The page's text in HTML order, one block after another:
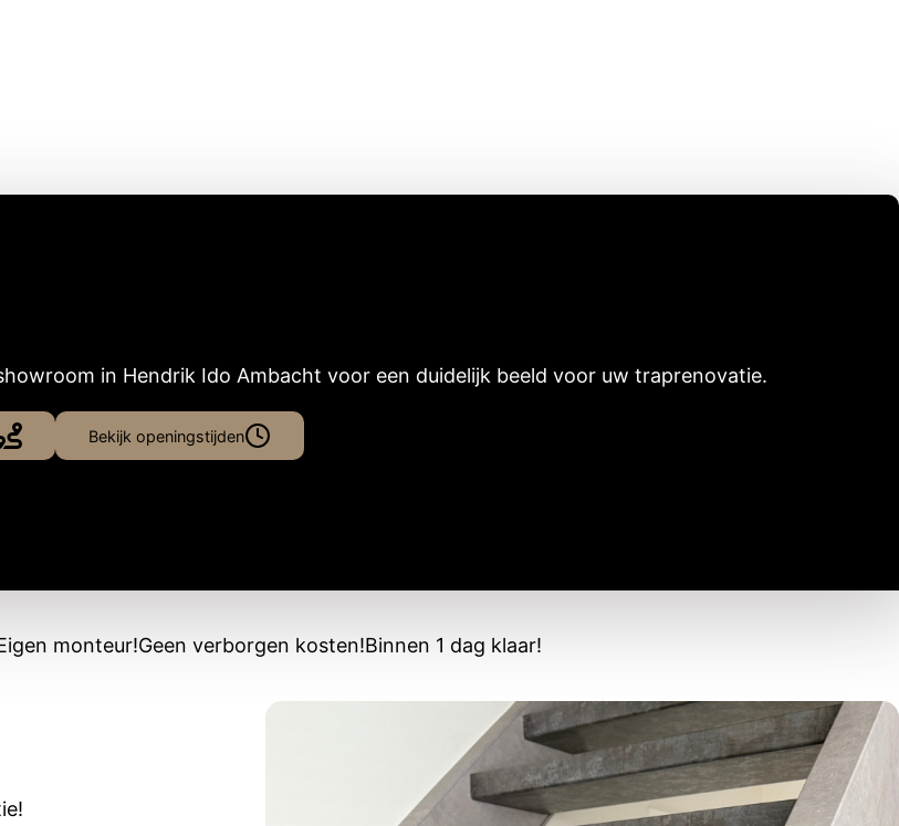
in Hendrik Ido Ambacht voor een duidelijk beeld voor uw traprenovatie.
Bekijk openingstijden
monteur!Geen verborgen kosten!Binnen 1 dag klaar!